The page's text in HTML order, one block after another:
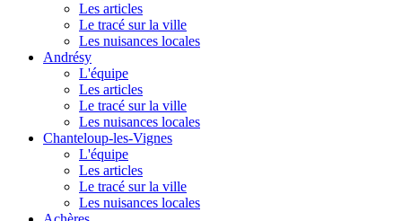
Les articles
Le tracé sur la ville
Les nuisances locales
Andrésy
L'équipe
Les articles
Le tracé sur la ville
Les nuisances locales
Chanteloup-les-Vignes
L'équipe
Les articles
Le tracé sur la ville
Les nuisances locales